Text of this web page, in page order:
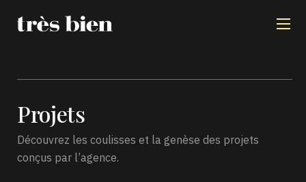
Projets
Découvrez les coulisses et la genèse des projets
conçus par l’agence.